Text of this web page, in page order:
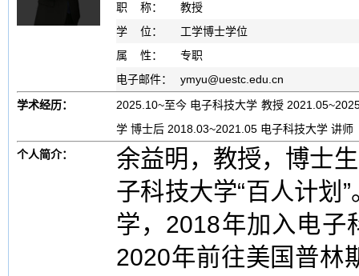
职 称：
教授
学 位：
工学博士学位
属 性：
专职
电子邮件：
ymyu@uestc.edu.cn
学术经历：
2025.10~至今 电子科技大学 教授
学 博士后 2018.03~2021.05 电子科技大学 讲师
个人简介：
余益明，教授，博士
子科技大学“百人计划
学，2018年加入电子
2020年前往美国普林